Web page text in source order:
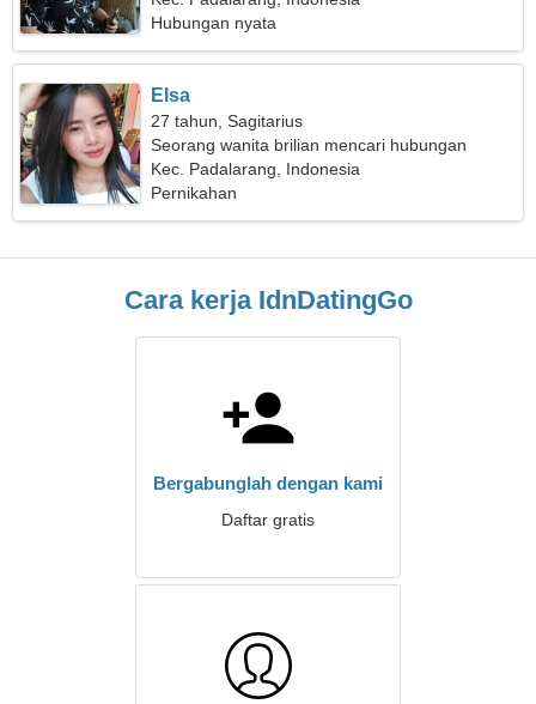
Hubungan nyata
Elsa
27 tahun, Sagitarius
Seorang wanita brilian mencari hubungan
Kec. Padalarang, Indonesia
Pernikahan
Cara kerja IdnDatingGo
Bergabunglah dengan kami
Daftar gratis